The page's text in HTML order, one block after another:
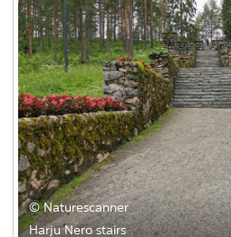
© Naturescanner
Harju Nero stairs